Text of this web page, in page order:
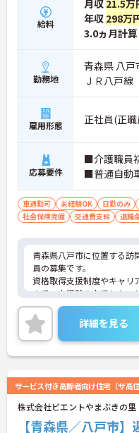
給料
月収 21.5万
年収 298万
3.0ヵ月計算
勤務地
青森県 八戸
ＪＲ八戸線
雇用形態 正社員(正
応募要件
■介護職員
■普通自動
車通勤可 未経験OK 日勤のみ
社会保険完備
交通費支給 退職
青森県八戸市に位置する訪
員の募集です。
資格取得支援制度やキャリ
ので、未経験の方でもキャ
ができます◎
ご興味ある方には、面接対
詳細をお話しいたしますの
い！
詳細を見る
サービス付き高齢者向け住宅（サ高住
株式会社ビエントやまぶきの里
【青森県／八戸市